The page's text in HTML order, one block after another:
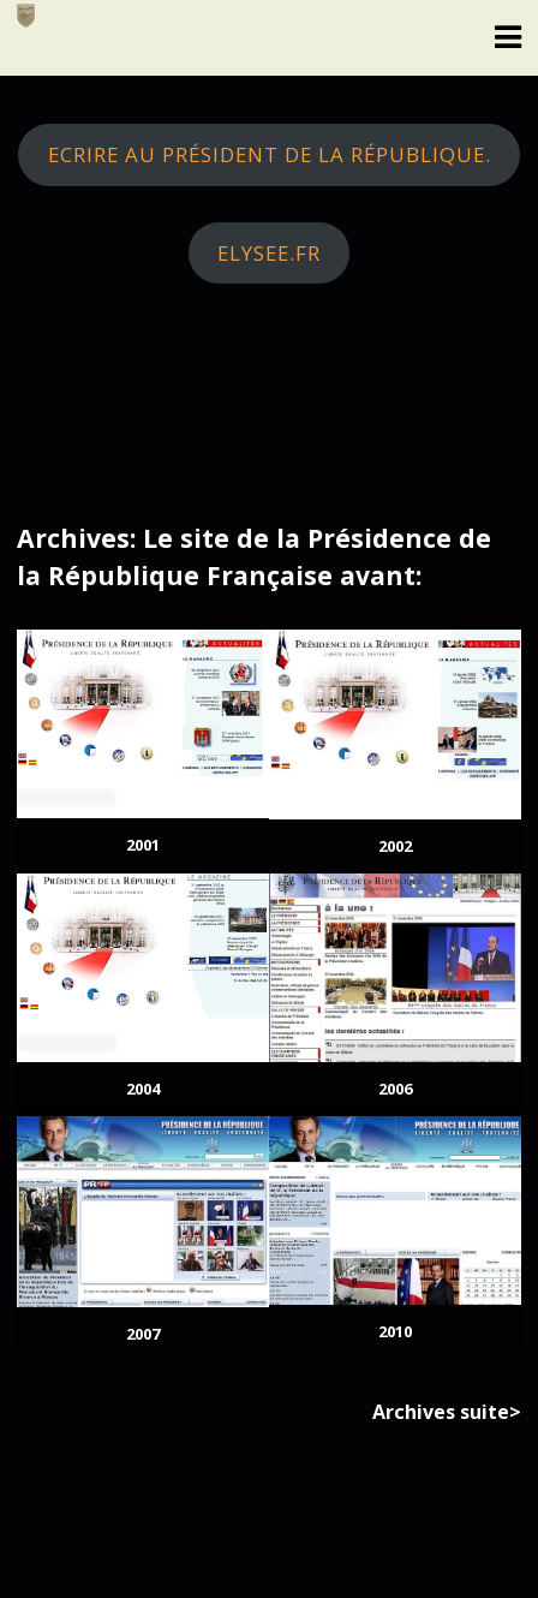
Skip
ECRIRE AU PRÉSIDENT DE LA RÉPUBLIQUE.
ELYSEE.FR
Archives: Le site de la Présidence de
la République Française avant:
2001 2002
2004 2006
2007 2010
Archives suite>